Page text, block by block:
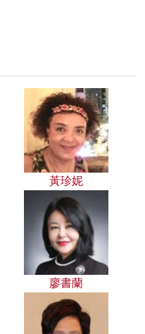
黃珍妮
廖書蘭